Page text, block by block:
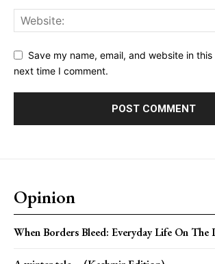
Save my name, email, and website in
next time I comment.
Opinion
When Borders Bleed: Everyday Life On